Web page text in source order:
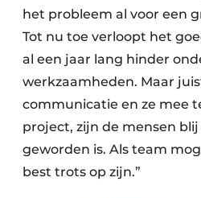
het probleem al voor een
Tot nu toe verloopt het
al een jaar lang hinder
werkzaamheden. Maar
communicatie en ze mee
project, zijn de mensen
geworden is. Als team
best trots op zijn.”